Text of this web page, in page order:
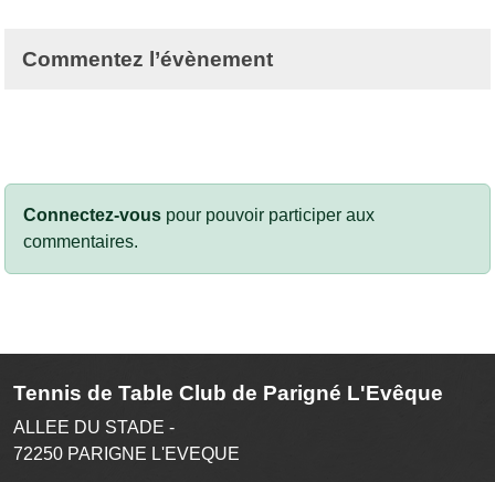
Commentez l’évènement
Connectez-vous pour pouvoir participer aux
commentaires.
Tennis de Table Club de Parigné L'Evêque
ALLEE DU STADE -
72250 PARIGNE L'EVEQUE